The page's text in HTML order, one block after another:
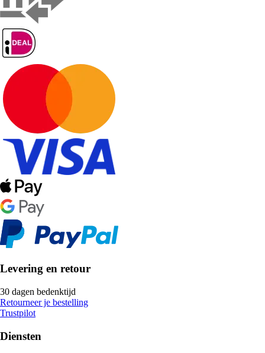
Levering en retour
30 dagen bedenktijd
Retourneer je bestelling
Trustpilot
Diensten